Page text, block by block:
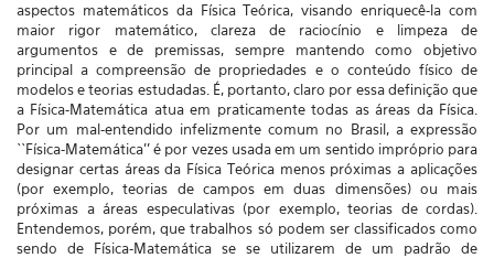
aspectos matemáticos da Física Teórica, visando enriquecê-la com
maior rigor matemático, clareza de raciocínio e limpeza de
argumentos e de premissas, sempre mantendo como objetivo
principal a compreensão de propriedades e o conteúdo físico de
modelos e teorias estudadas. É, portanto, claro por essa definição que
a Física-Matemática atua em praticamente todas as áreas da Física.
Por um mal-entendido infelizmente comum no Brasil, a expressão
``Física-Matemática'' é por vezes usada em um sentido impróprio para
designar certas áreas da Física Teórica menos próximas a aplicações
(por exemplo, teorias de campos em duas dimensões) ou mais
próximas a áreas especulativas (por exemplo, teorias de cordas).
Entendemos, porém, que trabalhos só podem ser classificados como
sendo de Física-Matemática se se utilizarem de um padrão de